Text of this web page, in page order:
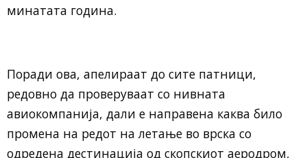
минатата година.
Поради ова, апелираат до сите патници,
редовно да проверуваат со нивната
авиокомпанија, дали е направена каква било
промена на редот на летање во врска со
одредена дестинација од скопскиот аеродром,